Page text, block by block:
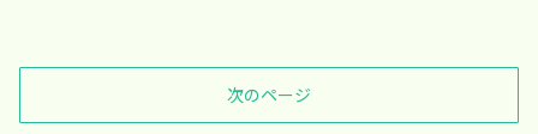
次のページ